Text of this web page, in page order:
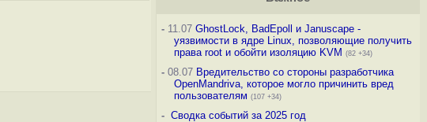
-11.07 GhostLock, BadEpoll и Januscape -
уязвимости в ядре Linux, позволяющие получить
права root и обойти изоляцию KVM (82 +34)
-08.07 Вредительство со стороны разработчика
OpenMandriva, которое могло причинить вред
пользователям (107 +34)
- Сводка событий за 2025 год